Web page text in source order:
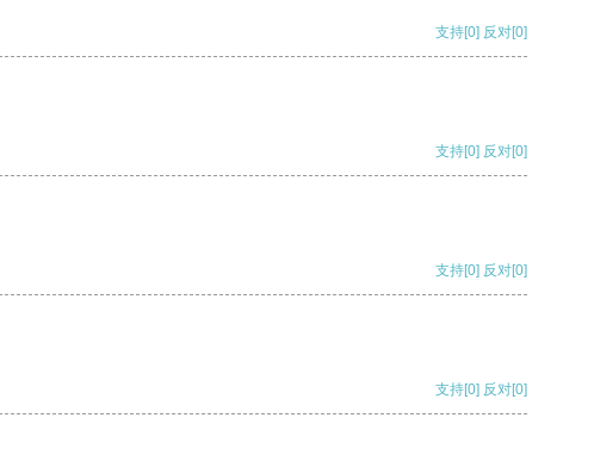
支持[0] 反对[0]
支持[0] 反对[0]
支持[0] 反对[0]
支持[0] 反对[0]